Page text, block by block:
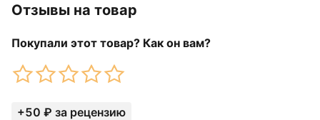
Отзывы на товар
Покупали этот товар? Как он вам?
+50 ₽ за рецензию